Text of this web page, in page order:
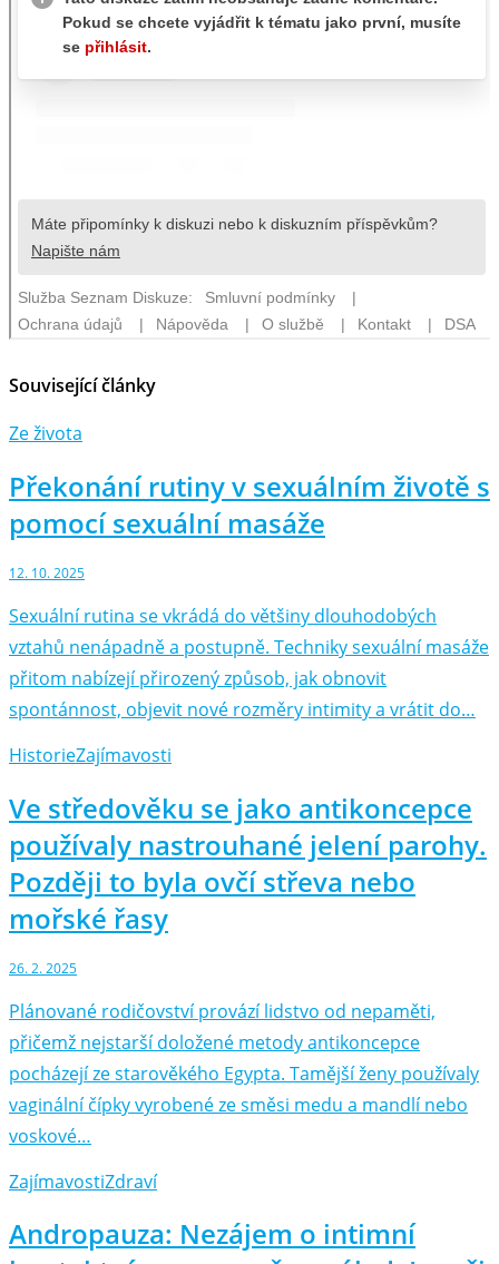
Související články
Ze života
Překonání rutiny v sexuálním životě s
pomocí sexuální masáže
12. 10. 2025
Sexuální rutina se vkrádá do většiny dlouhodobých
vztahů nenápadně a postupně. Techniky sexuální masáže
přitom nabízejí přirozený způsob, jak obnovit
spontánnost, objevit nové rozměry intimity a vrátit do…
HistorieZajímavosti
Ve středověku se jako antikoncepce
používaly nastrouhané jelení parohy.
Později to byla ovčí střeva nebo
mořské řasy
26. 2. 2025
Plánované rodičovství provází lidstvo od nepaměti,
přičemž nejstarší doložené metody antikoncepce
pocházejí ze starověkého Egypta. Tamější ženy používaly
vaginální čípky vyrobené ze směsi medu a mandlí nebo
voskové…
ZajímavostiZdraví
Andropauza: Nezájem o intimní